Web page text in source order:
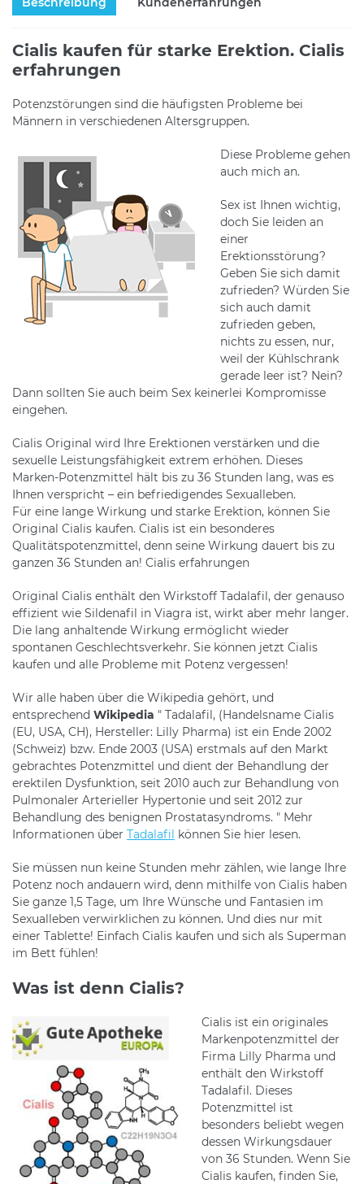
Cialis kaufen für starke Erektion. Cialis
erfahrungen
Potenzstörungen sind die häufigsten Probleme bei
Männern in verschiedenen Altersgruppen.
Diese Probleme gehen
auch mich an.
Sex ist Ihnen wichtig,
doch Sie leiden an
einer
Erektionsstörung?
Geben Sie sich damit
zufrieden? Würden Sie
sich auch damit
zufrieden geben,
nichts zu essen, nur,
weil der Kühlschrank
gerade leer ist? Nein?
Dann sollten Sie auch beim Sex keinerlei Kompromisse
eingehen.
Cialis Original wird Ihre Erektionen verstärken und die
sexuelle Leistungsfähigkeit extrem erhöhen. Dieses
Marken-Potenzmittel hält bis zu 36 Stunden lang, was es
Ihnen verspricht – ein befriedigendes Sexualleben.
Für eine lange Wirkung und starke Erektion, können Sie
Original Cialis kaufen. Cialis ist ein besonderes
Qualitätspotenzmittel, denn seine Wirkung dauert bis zu
ganzen 36 Stunden an! Cialis erfahrungen
Original Cialis enthält den Wirkstoff Tadalafil, der genauso
effizient wie Sildenafil in Viagra ist, wirkt aber mehr langer.
Die lang anhaltende Wirkung ermöglicht wieder
spontanen Geschlechtsverkehr. Sie können jetzt Cialis
kaufen und alle Probleme mit Potenz vergessen!
Wir alle haben über die Wikipedia gehört, und
entsprechend Wikipedia " Tadalafil, (Handelsname Cialis
(EU, USA, CH), Hersteller: Lilly Pharma) ist ein Ende 2002
(Schweiz) bzw. Ende 2003 (USA) erstmals auf den Markt
gebrachtes Potenzmittel und dient der Behandlung der
erektilen Dysfunktion, seit 2010 auch zur Behandlung von
Pulmonaler Arterieller Hypertonie und seit 2012 zur
Behandlung des benignen Prostatasyndroms. " Mehr
Informationen über Tadalafil können Sie hier lesen.
Sie müssen nun keine Stunden mehr zählen, wie lange Ihre
Potenz noch andauern wird, denn mithilfe von Cialis haben
Sie ganze 1,5 Tage, um Ihre Wünsche und Fantasien im
Sexualleben verwirklichen zu können. Und dies nur mit
einer Tablette! Einfach Cialis kaufen und sich als Superman
im Bett fühlen!
Was ist denn Cialis?
Cialis ist ein originales
Markenpotenzmittel der
Firma Lilly Pharma und
enthält den Wirkstoff
Tadalafil. Dieses
Potenzmittel ist
besonders beliebt wegen
dessen Wirkungsdauer
von 36 Stunden. Wenn Sie
Cialis kaufen, finden Sie,